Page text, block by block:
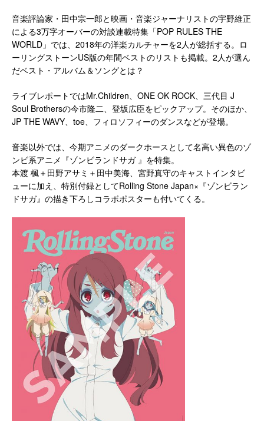
音楽評論家・田中宗一郎と映画・音楽ジャーナリストの宇野維正
による3万字オーバーの対談連載特集「POP RULES THE
WORLD」では、2018年の洋楽カルチャーを2人が総括する。ロ
ーリングストーンUS版の年間ベストのリストも掲載。2人が選ん
だベスト・アルバム＆ソングとは？
ライブレポートではMr.Children、ONE OK ROCK、三代目 J
Soul Brothersの今市隆二、登坂広臣をピックアップ。そのほか、
JP THE WAVY、toe、フィロソフィーのダンスなどが登場。
音楽以外では、今期アニメのダークホースとして名高い異色のゾ
ンビ系アニメ『ゾンビランドサガ 』を特集。
本渡 楓＋田野アサミ＋田中美海、宮野真守のキャストインタビ
ューに加え、特別付録としてRolling Stone Japan×『ゾンビラン
ドサガ』の描き下ろしコラボポスターも付いてくる。